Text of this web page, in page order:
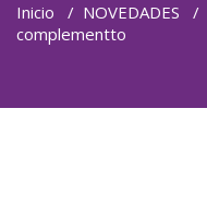
Inicio / NOVEDADES /
complementto